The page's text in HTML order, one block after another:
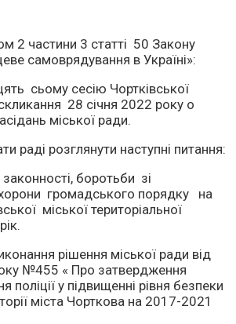
2 частини 3 статті 50 Закону
самоврядування в Україні»:
сьому сесію Чортківської
скликання 28 січня 2022 року о
міської ради.
раді розглянути наступні питання:
боротьби зі
громадського порядку на
міської територіальної
рішення міської ради від
№455 « Про затвердження
поліції у підвищенні рівня безпеки
міста Чорткова на 2017-2021